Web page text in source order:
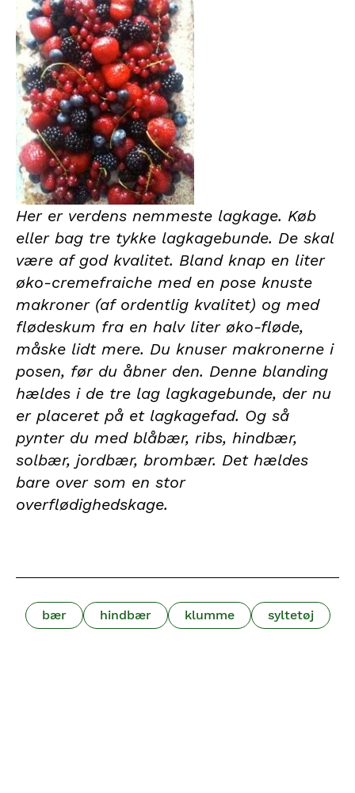
Her er verdens nemmeste lagkage. Køb
eller bag tre tykke lagkagebunde. De skal
være af god kvalitet. Bland knap en liter
øko-cremefraiche med en pose knuste
makroner (af ordentlig kvalitet) og med
flødeskum fra en halv liter øko-fløde,
måske lidt mere. Du knuser makronerne i
posen, før du åbner den. Denne blanding
hældes i de tre lag lagkagebunde, der nu
er placeret på et lagkagefad. Og så
pynter du med blåbær, ribs, hindbær,
solbær, jordbær, brombær. Det hældes
bare over som en stor
overflødighedskage.
bær hindbær klumme syltetøj